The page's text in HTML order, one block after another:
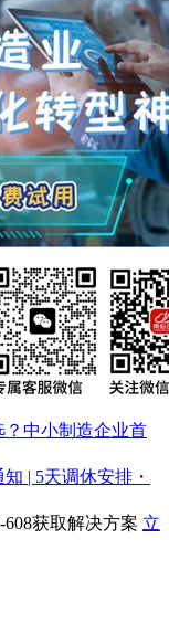
中小制造企业首
| 5天调休安排・
608获取解决方案 立